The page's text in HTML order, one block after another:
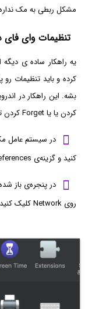
مشکل ربطی به مک
تنظیمات وای
یه راهکار ساده ی دیگه
کرده و باید تنظیمات
بشه. این راهکار در
کردن یا یا Forget کردن تنظیمات متفاوته.
در سیستم عامل
کنید و گزینه‌ی System Preferences رو انتخاب کنید.
در پنجره‌ی باز
روی Network کلیک کنید.